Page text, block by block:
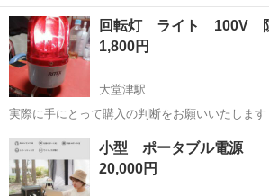
宮崎 宮崎市 佐土原駅 防災、セキュ
回転灯 ライト 100V
1,800円
大堂津駅
実際に手にとって購入の判断をお願いいたします 家電等保障がありま
せん 初期故障のみ返金いたします。 点灯確認済
宮崎 日南市 大堂津駅 防災、セキュ
小型 ポータブル電源
20,000円